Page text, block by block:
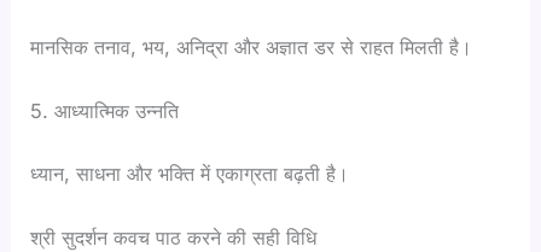
मानसिक तनाव, भय, अनिद्रा और अज्ञात डर से राहत मिलती है।
5. आध्यात्मिक उन्नति
ध्यान, साधना और भक्ति में एकाग्रता बढ़ती है।
श्री सुदर्शन कवच पाठ करने की सही विधि